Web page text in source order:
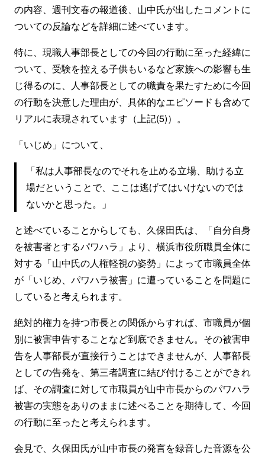
の内容、週刊文春の報道後、山中氏が出したコメントに
ついての反論などを詳細に述べています。
特に、現職人事部長としての今回の行動に至った経緯に
ついて、受験を控える子供もいるなど家族への影響も生
じ得るのに、人事部長としての職責を果たすために今回
の行動を決意した理由が、具体的なエピソードも含めて
リアルに表現されています（上記(5)）。
「いじめ」について、
「私は人事部長なのでそれを止める立場、助ける立
場だということで、ここは逃げてはいけないのでは
ないかと思った。」
と述べていることからしても、久保田氏は、「自分自身
を被害者とするパワハラ」より、横浜市役所職員全体に
対する「山中氏の人権軽視の姿勢」によって市職員全体
が「いじめ、パワハラ被害」に遭っていることを問題に
していると考えられます。
絶対的権力を持つ市長との関係からすれば、市職員が個
別に被害申告することなど到底できません。その被害申
告を人事部長が直接行うことはできませんが、人事部長
としての告発を、第三者調査に結び付けることができれ
ば、その調査に対して市職員が山中市長からのパワハラ
被害の実態をありのままに述べることを期待して、今回
の行動に至ったと考えられます。
会見で、久保田氏が山中市長の発言を録音した音源を公